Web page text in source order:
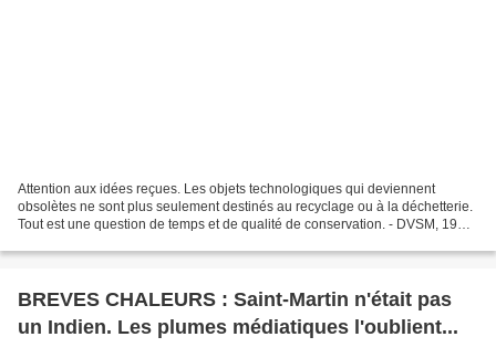
Attention aux idées reçues. Les objets technologiques qui deviennent
obsolètes ne sont plus seulement destinés au recyclage ou à la déchetterie.
Tout est une question de temps et de qualité de conservation. - DVSM, 19
BREVES CHALEURS : Saint-Martin n'était pas
un Indien. Les plumes médiatiques l'oublient...